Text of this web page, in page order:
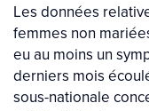
Les données
femmes non
eu au moins un
derniers mois
sous-nationale